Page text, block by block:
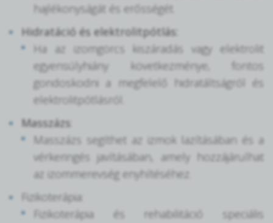
hajlékonyságát és erősségét.
Hidratáció és elektrolitpótlás:
Ha az izomgörcs kiszáradás vagy elektrolit
egyensúlyhiány következménye, fontos
gondoskodni a megfelelő hidratáltságról és
elektrolitpótlásról.
Masszázs
Masszázs segíthet az izmok lazításában és a
vérkeringés javításában, amely hozzájárulhat
az izommerevség enyhítéséhez.
Fizikoterápia:
Fizikoterápia és rehabilitáció speciális